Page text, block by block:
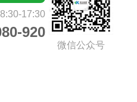
17:30
920
微信公众号